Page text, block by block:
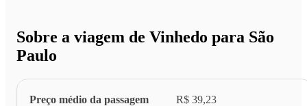
Sobre a viagem de Vinhedo para São
Paulo
Preço médio da passagem R$ 39,23